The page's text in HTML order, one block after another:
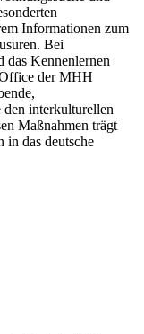
Informationen zum
Bei
das Kennenlernen
der MHH
interkulturellen
Maßnahmen trägt
in das deutsche